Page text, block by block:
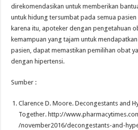
direkomendasikan untuk memberikan
untuk hidung tersumbat pada semua
karena itu, apoteker dengan pengetahuan
kemampuan yang tajam untuk
pasien, dapat memastikan pemilihan obat
dengan hipertensi.
Sumber :
Clarence D. Moore. Decongestants and
Together. http://
/november2016/decongestants-and-